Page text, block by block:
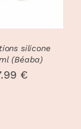
silicone
(Béaba)
€